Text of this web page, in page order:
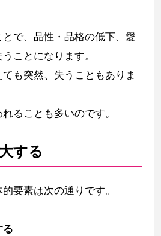
で、品性・品格の低下、愛
ことになります。
も突然、失うこともありま
ることも多いのです。
する
要素は次の通りです。